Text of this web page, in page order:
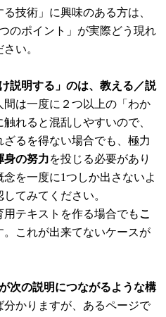
技術」に興味のある方は、
のポイント」が実際どう現れ
い。
説明する」のは、教える／説
間は一度に２つ以上の「わか
れると混乱しやすいので、
るを得ない場合でも、極力
身の努力を投じる必要があり
を一度に1つしか出さないよ
てみてください。
テキストを作る場合でもこ
。これが出来てないケースが
次の説明につながるような構
分かりますが、あるページで